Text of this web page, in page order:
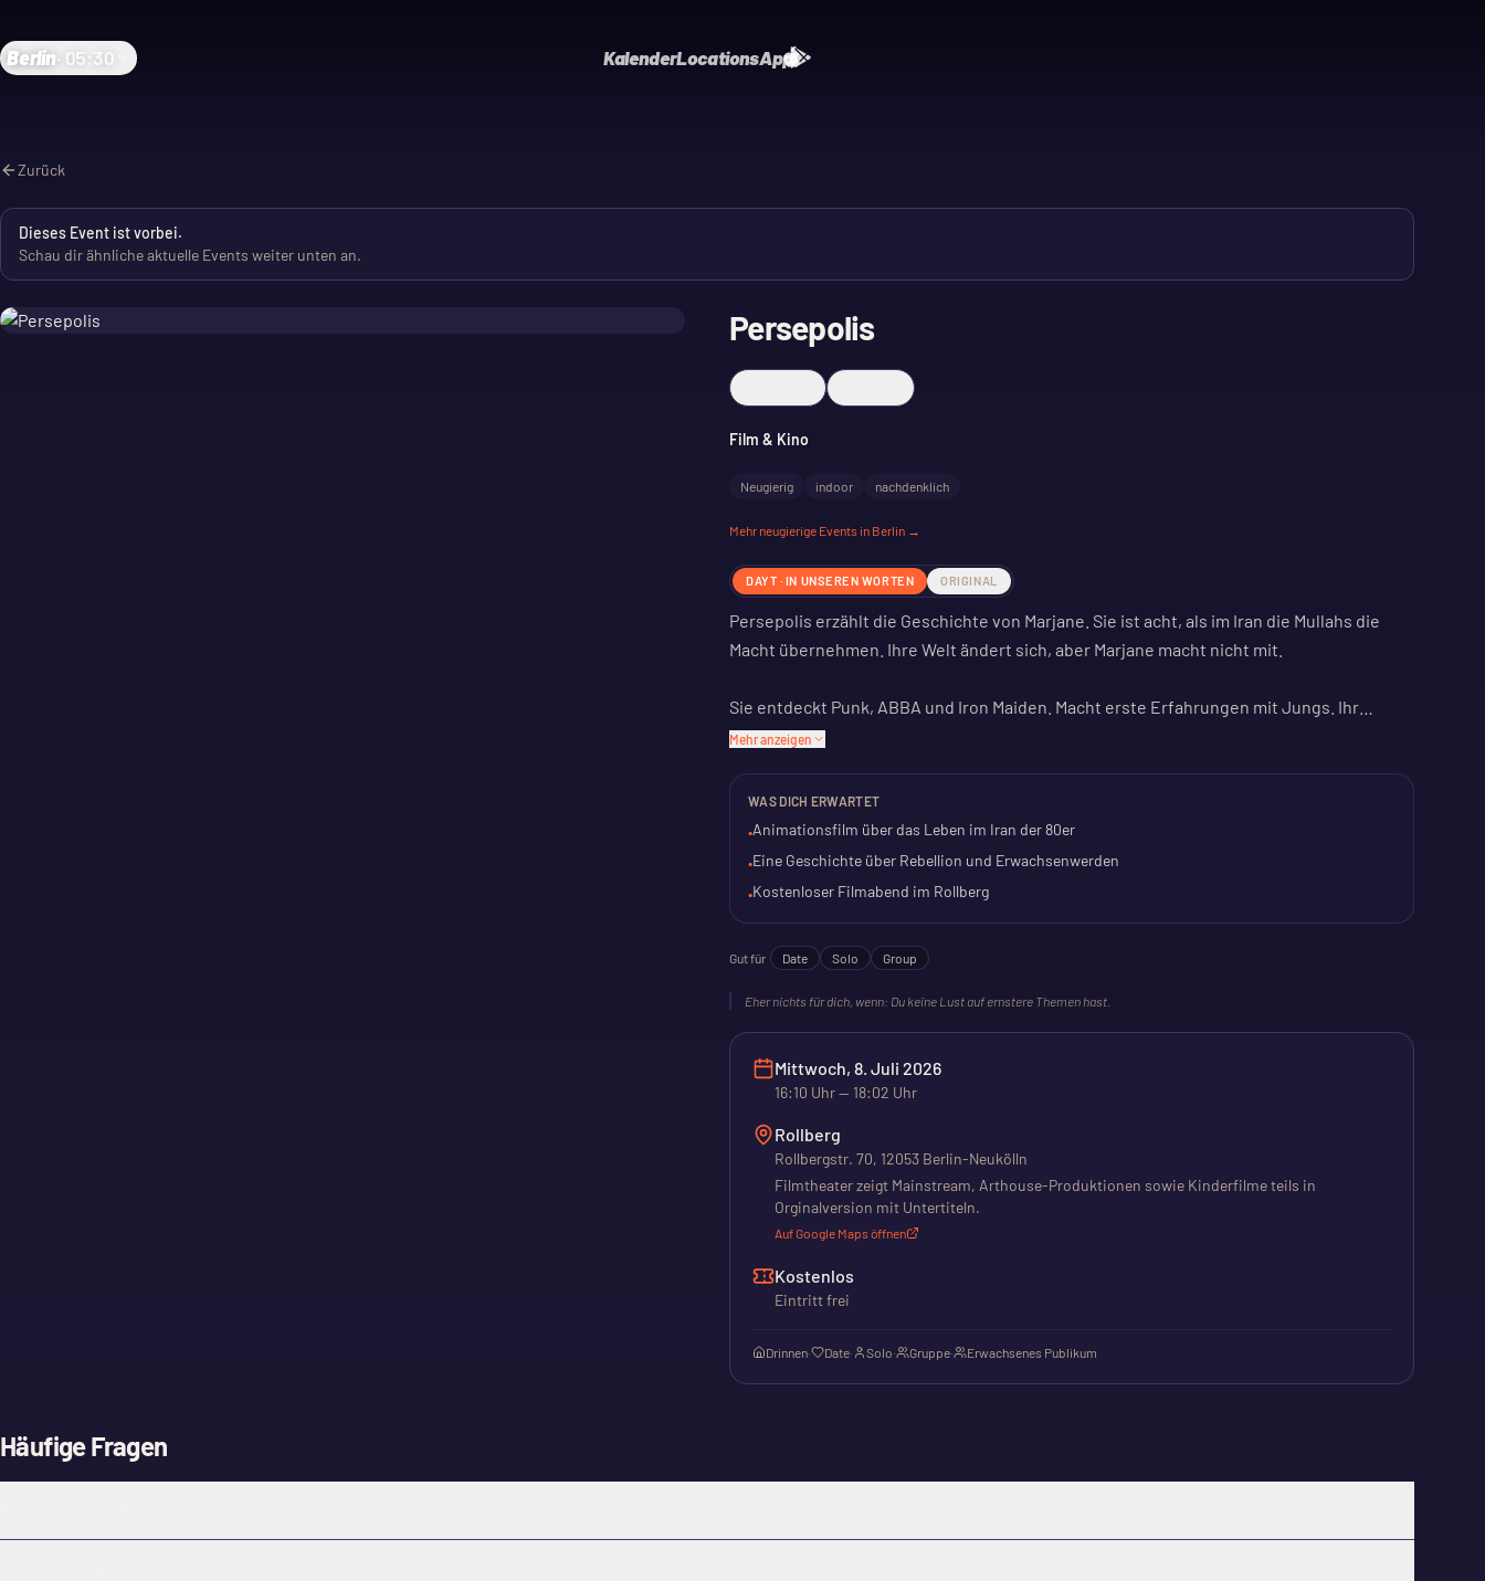
Berlin 05:30 KalenderLocationsApp
Zurück
Dieses Event ist vorbei.
Schau dir ähnliche aktuelle Events weiter unten an.
Persepolis
Film & Kino
Neugierig indoor nachdenklich
Mehr neugierige Events in Berlin →
DAYT · IN UNSEREN WORTEN ORIGINAL
Persepolis erzählt die Geschichte von Marjane. Sie ist acht, als im Iran die Mullahs die
Macht übernehmen. Ihre Welt ändert sich, aber Marjane macht nicht mit.
Sie entdeckt Punk, ABBA und Iron Maiden. Macht erste Erfahrungen mit Jungs. Ihr
Protest ist spielerisch, aber gefährlich.
Der Film zeigt das Erwachsenwerden in einer Zeit des Umbruchs. Eine persönliche
Geschichte vor politischem Hintergrund. Einblick in eine andere Kultur.
Mehr anzeigen
WAS DICH ERWARTET
•Animationsfilm über das Leben im Iran der 80er
•Eine Geschichte über Rebellion und Erwachsenwerden
•Kostenloser Filmabend im Rollberg
Gut für Date Solo Group
Eher nichts für dich, wenn: Du keine Lust auf ernstere Themen hast.
Mittwoch, 8. Juli 2026
16:10 Uhr— 18:02 Uhr
Rollberg
Rollbergstr. 70, 12053 Berlin-Neukölln
Filmtheater zeigt Mainstream, Arthouse-Produktionen sowie Kinderfilme teils in
Orginalversion mit Untertiteln.
Auf Google Maps öffnen
Kostenlos
Eintritt frei
Drinnen· Date· Solo· Gruppe· Erwachsenes Publikum
Häufige Fragen